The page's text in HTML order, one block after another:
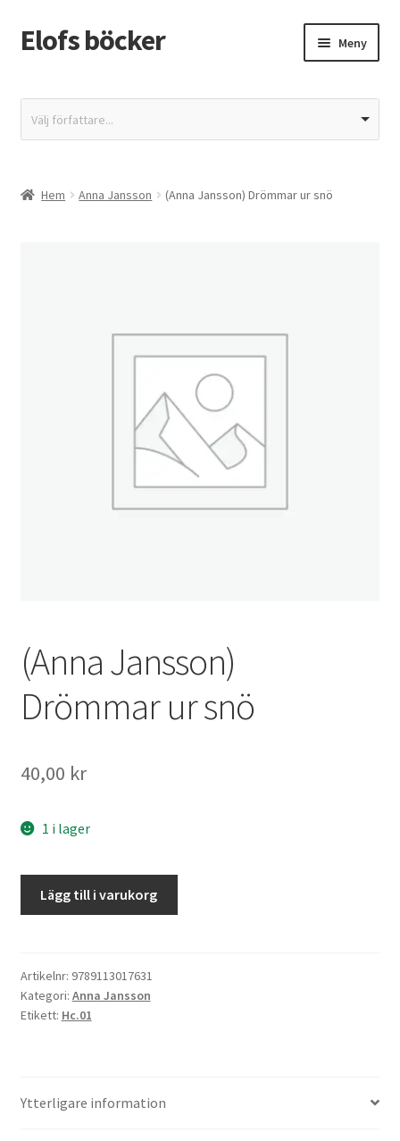
Hoppa
till
Hoppa
till
Elofs böcker Meny
Återbetalnings- och returpolicy
Välj författare...
Hem Anna Jansson (Anna Jansson) Drömmar ur snö
(Anna Jansson)
Drömmar ur snö
40,00 kr
1 i lager
Lägg till i varukorg
Artikelnr: 9789113017631
Kategori: Anna Jansson
Etikett: Hc.01
Ytterligare information